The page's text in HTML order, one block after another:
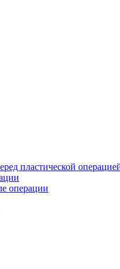
пластической
операции